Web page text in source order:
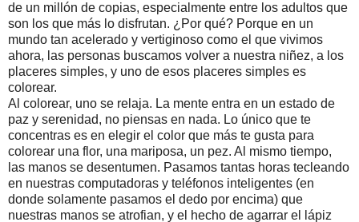
de un millón de copias, especialmente entre los adultos que
son los que más lo disfrutan. ¿Por qué? Porque en un
mundo tan acelerado y vertiginoso como el que vivimos
ahora, las personas buscamos volver a nuestra niñez, a los
placeres simples, y uno de esos placeres simples es
colorear.
Al colorear, uno se relaja. La mente entra en un estado de
paz y serenidad, no piensas en nada. Lo único que te
concentras es en elegir el color que más te gusta para
colorear una flor, una mariposa, un pez. Al mismo tiempo,
las manos se desentumen. Pasamos tantas horas tecleando
en nuestras computadoras y teléfonos inteligentes (en
donde solamente pasamos el dedo por encima) que
nuestras manos se atrofian, y el hecho de agarrar el lápiz